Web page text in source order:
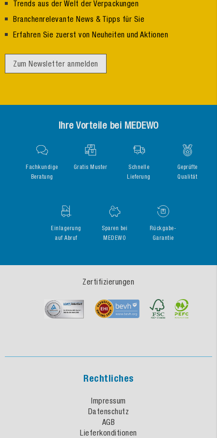
Trends aus der Welt der Verpackungen
Branchenrelevante News & Tipps für Sie
Erfahren Sie zuerst von Neuheiten und Aktionen
Zum Newsletter anmelden
Ihre Vorteile bei MEDEWO
Fachkundige
Beratung
Gratis Muster
Schnelle
Lieferung
Geprüfte
Qualität
Einlagerung
auf Abruf
Sparen bei
MEDEWO
Rückgabe-
Garantie
Zertifizierungen
Rechtliches
Impressum
Datenschutz
AGB
Lieferkonditionen